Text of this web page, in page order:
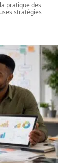
pratique des
stratégies